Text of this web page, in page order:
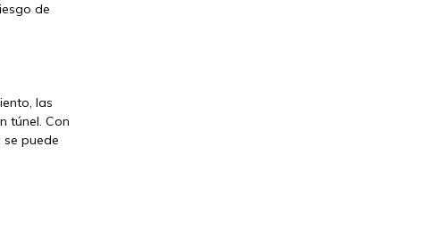
de
las
túnel. Con
puede